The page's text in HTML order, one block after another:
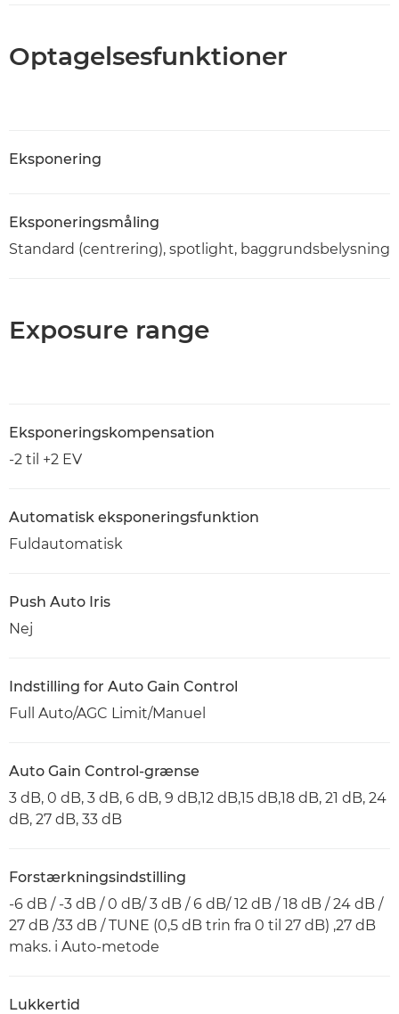
Optagelsesfunktioner
Eksponering
Eksponeringsmåling
Standard (centrering), spotlight, baggrundsbelysning
Exposure range
Eksponeringskompensation
-2 til +2 EV
Automatisk eksponeringsfunktion
Fuldautomatisk
Push Auto Iris
Nej
Indstilling for Auto Gain Control
Full Auto/AGC Limit/Manuel
Auto Gain Control-grænse
3 dB, 0 dB, 3 dB, 6 dB, 9 dB,12 dB,15 dB,18 dB, 21 dB, 24
dB, 27 dB, 33 dB
Forstærkningsindstilling
-6 dB / -3 dB / 0 dB/ 3 dB / 6 dB/ 12 dB / 18 dB / 24 dB /
27 dB /33 dB / TUNE (0,5 dB trin fra 0 til 27 dB) ,27 dB
maks. i Auto-metode
Lukkertid